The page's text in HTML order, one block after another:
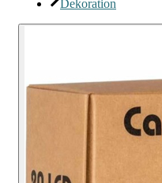
Dekoration